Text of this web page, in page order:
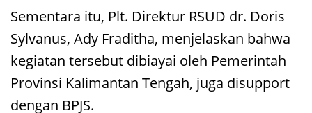
Sementara itu, Plt. Direktur RSUD dr. Doris
Sylvanus, Ady Fraditha, menjelaskan bahwa
kegiatan tersebut dibiayai oleh Pemerintah
Provinsi Kalimantan Tengah, juga disupport
dengan BPJS.